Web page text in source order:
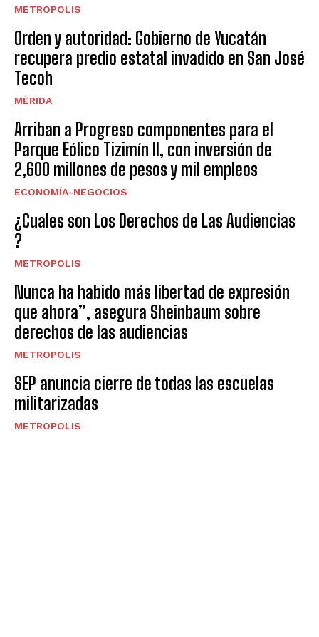
METROPOLIS
Orden y autoridad: Gobierno de Yucatán
recupera predio estatal invadido en San José
Tecoh
MÉRIDA
Arriban a Progreso componentes para el
Parque Eólico Tizimín II, con inversión de
2,600 millones de pesos y mil empleos
ECONOMÍA-NEGOCIOS
¿Cuales son Los Derechos de Las Audiencias
?
METROPOLIS
Nunca ha habido más libertad de expresión
que ahora”, asegura Sheinbaum sobre
derechos de las audiencias
METROPOLIS
SEP anuncia cierre de todas las escuelas
militarizadas
METROPOLIS